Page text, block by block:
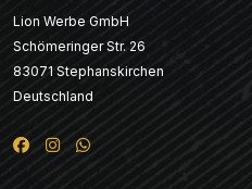
Lion Werbe GmbH
Schömeringer Str. 26
83071 Stephanskirchen
Deutschland